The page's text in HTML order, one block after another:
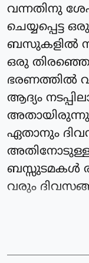
വന്നതിനു
ചെയ്യപ്പെട്ട
ബസുകളിൽ
ഒരു
ഭരണത്തിൽ
ആദ്യം
അതായിരുന്നു.
ഏതാനും
അതിനോടുള്ള
ബസ്സുടമകൾ
വരും